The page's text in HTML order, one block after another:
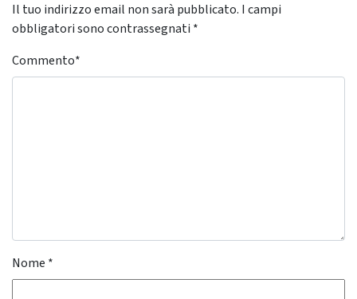
Il tuo indirizzo email non sarà pubblicato. I campi
obbligatori sono contrassegnati *
Commento*
Nome *